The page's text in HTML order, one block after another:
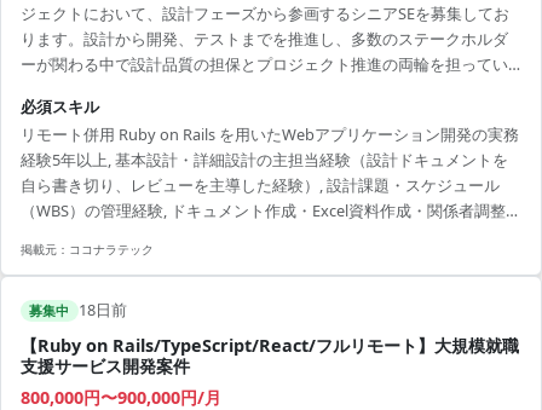
ジェクトにおいて、設計フェーズから参画するシニアSEを募集してお
ります。設計から開発、テストまでを推進し、多数のステークホルダ
ーが関わる中で設計品質の担保とプロジェクト推進の両輪を担ってい
の整理・起票、関係者との解消推進）を主担当として実施いただきま
す。設計からテストにかけてのWBS策定および進捗管理を行っていた
だきます。Ruby on Railsを用いた汎用的で保守性の高い設計・実装
や、必要に応じた技術検証・PoCを実施していただきます。プロダクト
チームや関係各社との仕様・スケジュール調整を...
必須スキル
リモート併用 Ruby on Rails を用いたWebアプリケーション開発の実務
経験5年以上, 基本設計・詳細設計の主担当経験（設計ドキュメントを
自ら書き切り、レビューを主導した経験）, 設計課題・スケジュール
（WBS）の管理経験, ドキュメント作成・Excel資料作成・関係者調整と
み、円滑に調整・進行できるコミュニケーション能力, AWS（クラウド
掲載元： ココナラテック
募集中 18日前
【Ruby on Rails/TypeScript/React/フルリモート】大規模就職
支援サービス開発案件
800,000円〜900,000円/月